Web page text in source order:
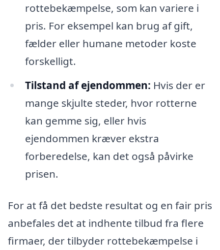
rottebekæmpelse, som kan variere i
pris. For eksempel kan brug af gift,
fælder eller humane metoder koste
forskelligt.
Tilstand af ejendommen: Hvis der er
mange skjulte steder, hvor rotterne
kan gemme sig, eller hvis
ejendommen kræver ekstra
forberedelse, kan det også påvirke
prisen.
For at få det bedste resultat og en fair pris
anbefales det at indhente tilbud fra flere
firmaer, der tilbyder rottebekæmpelse i